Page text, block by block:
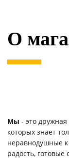
О
Мы - это
которых знает
неравнодушные
радость,